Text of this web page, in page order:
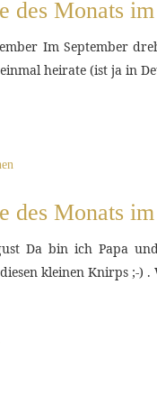
des Monats
Im September
heirate (ist ja in
des Monats
Da bin ich Papa
kleinen Knirps ;-